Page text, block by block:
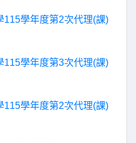
115學年度第2次代理(課)
115學年度第3次代理(課)
115學年度第2次代理(課)